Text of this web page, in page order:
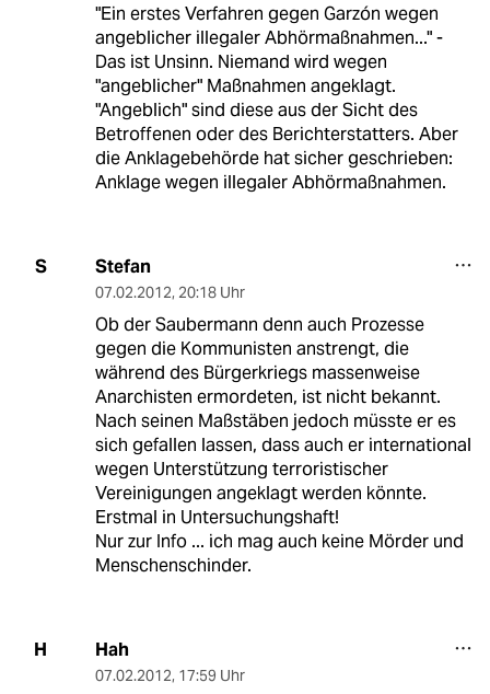
"Ein erstes Verfahren gegen Garzón wegen
angeblicher illegaler Abhörmaßnahmen..." -
Das ist Unsinn. Niemand wird wegen
"angeblicher" Maßnahmen angeklagt.
"Angeblich" sind diese aus der Sicht des
Betroffenen oder des Berichterstatters. Aber
die Anklagebehörde hat sicher geschrieben:
Anklage wegen illegaler Abhörmaßnahmen.
S Stefan
07.02.2012, 20:18 Uhr
Ob der Saubermann denn auch Prozesse
gegen die Kommunisten anstrengt, die
während des Bürgerkriegs massenweise
Anarchisten ermordeten, ist nicht bekannt.
Nach seinen Maßstäben jedoch müsste er es
sich gefallen lassen, dass auch er international
wegen Unterstützung terroristischer
Vereinigungen angeklagt werden könnte.
Erstmal in Untersuchungshaft!
Nur zur Info ... ich mag auch keine Mörder und
Menschenschinder.
H Hah
07.02.2012, 17:59 Uhr